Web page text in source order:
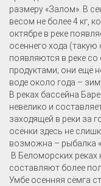
размеру «Залом». В
весом не более 4 кг,
октябре в реке
осеннего хода
появляются в реке
продуктами; они ещё
воде около года –
В реках бассейна
невелико и
заходящей в реки за
осёнки здесь не
возможна – рыбалка
В Беломорских
составляют более
Умбе осенняя сёмга